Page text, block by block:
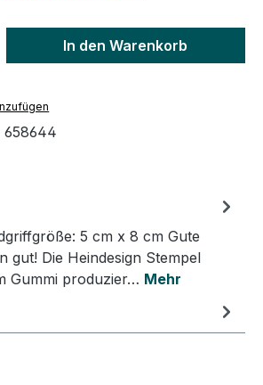
Gib den
In den Warenkorb
658644
5 cm x 8 cm Gute
gut! Die Heindesign Stempel
Gummi produzier… Mehr